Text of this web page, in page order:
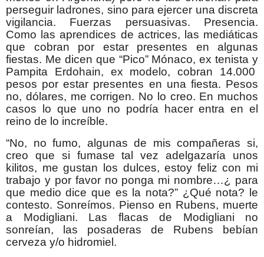
perseguir ladrones, sino para ejercer una discreta
vigilancia. Fuerzas persuasivas. Presencia.
Como las aprendices de actrices, las mediáticas
que cobran por estar presentes en algunas
fiestas. Me dicen que “Pico” Mónaco, ex tenista y
Pampita Erdohain, ex modelo, cobran 14.000
pesos por estar presentes en una fiesta. Pesos
no, dólares, me corrigen. No lo creo. En muchos
casos lo que uno no podría hacer entra en el
reino de lo increíble.
“No, no fumo, algunas de mis compañeras si,
creo que si fumase tal vez adelgazaría unos
kilitos, me gustan los dulces, estoy feliz con mi
trabajo y por favor no ponga mi nombre…¿ para
que medio dice que es la nota?” ¿Qué nota? le
contesto. Sonreímos. Pienso en Rubens, muerte
a Modigliani. Las flacas de Modigliani no
sonreían, las posaderas de Rubens bebían
cerveza y/o hidromiel.